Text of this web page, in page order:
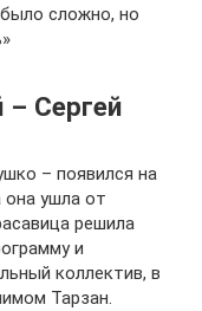
сложно, но
Сергей
– появился на
она ушла от
решила
и
коллектив, в
Тарзан.